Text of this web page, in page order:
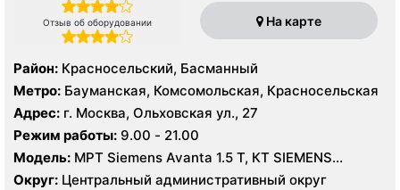
Отзыв об оборудовании На карте
Район: Красносельский, Басманный
Метро: Бауманская, Комсомольская, Красносельская
Адрес: г. Москва, Ольховская ул., 27
Режим работы:
9.00 - 21.00
Модель: МРТ Siemens Avanta 1.5 Т, КТ SIEMENS
Somatom Perspective 64 срезов, УЗИ
Округ: Центральный административный округ